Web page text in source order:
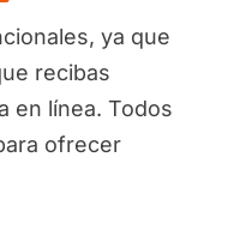
ya que
recibas
en línea. Todos
ofrecer